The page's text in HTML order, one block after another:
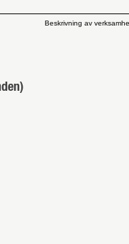
Beskrivning av